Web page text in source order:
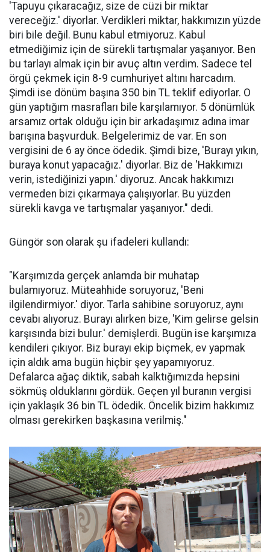
'Tapuyu çıkaracağız, size de cüzi bir miktar
vereceğiz.' diyorlar. Verdikleri miktar, hakkımızın yüzde
biri bile değil. Bunu kabul etmiyoruz. Kabul
etmediğimiz için de sürekli tartışmalar yaşanıyor. Ben
bu tarlayı almak için bir avuç altın verdim. Sadece tel
örgü çekmek için 8-9 cumhuriyet altını harcadım.
Şimdi ise dönüm başına 350 bin TL teklif ediyorlar. O
gün yaptığım masrafları bile karşılamıyor. 5 dönümlük
arsamız ortak olduğu için bir arkadaşımız adına imar
barışına başvurduk. Belgelerimiz de var. En son
vergisini de 6 ay önce ödedik. Şimdi bize, 'Burayı yıkın,
buraya konut yapacağız.' diyorlar. Biz de 'Hakkımızı
verin, istediğinizi yapın.' diyoruz. Ancak hakkımızı
vermeden bizi çıkarmaya çalışıyorlar. Bu yüzden
sürekli kavga ve tartışmalar yaşanıyor." dedi.
Güngör son olarak şu ifadeleri kullandı:
"Karşımızda gerçek anlamda bir muhatap
bulamıyoruz. Müteahhide soruyoruz, 'Beni
ilgilendirmiyor.' diyor. Tarla sahibine soruyoruz, aynı
cevabı alıyoruz. Burayı alırken bize, 'Kim gelirse gelsin
karşısında bizi bulur.' demişlerdi. Bugün ise karşımıza
kendileri çıkıyor. Biz burayı ekip biçmek, ev yapmak
için aldık ama bugün hiçbir şey yapamıyoruz.
Defalarca ağaç diktik, sabah kalktığımızda hepsini
sökmüş olduklarını gördük. Geçen yıl buranın vergisi
için yaklaşık 36 bin TL ödedik. Öncelik bizim hakkımız
olması gerekirken başkasına verilmiş."